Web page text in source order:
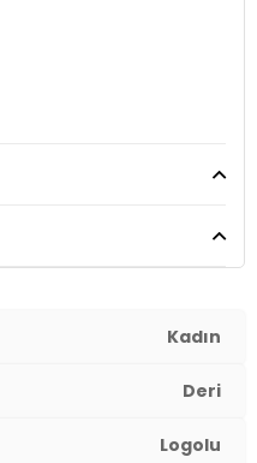
Kadın
Deri
Logolu